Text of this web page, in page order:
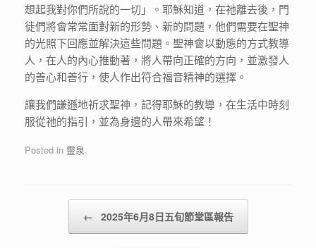
想起我對你們所說的一切」。耶穌知道，在祂離去後，門
徒們將會常常面對新的形勢、新的問題，他們需要在聖神
的光照下回應並解決這些問題。聖神會以動態的方式教導
人，在人的內心推動著，將人帶向正確的方向，並激發人
的善心和善行，使人作出符合福音精神的選擇。
讓我們謙遜地祈求聖神，記得耶穌的教導，在生活中時刻
服從祂的指引，並為身邊的人帶來希望！
Posted in 靈泉.
Post navigation
← 2025年6月8日五旬節堂區報告